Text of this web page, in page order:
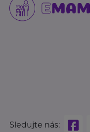
Sledujte nás: